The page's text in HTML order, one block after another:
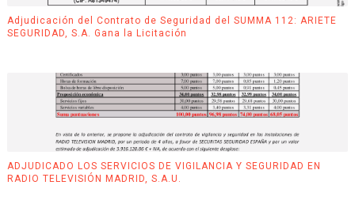
Adjudicación del Contrato de Seguridad del SUMMA 112: ARIETE
SEGURIDAD, S.A. Gana la Licitación
ADJUDICADO LOS SERVICIOS DE VIGILANCIA Y SEGURIDAD EN
RADIO TELEVISIÓN MADRID, S.A.U.